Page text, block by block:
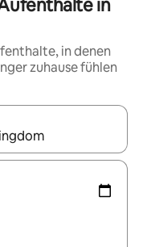
in
in denen
zuhause fühlen
mit den